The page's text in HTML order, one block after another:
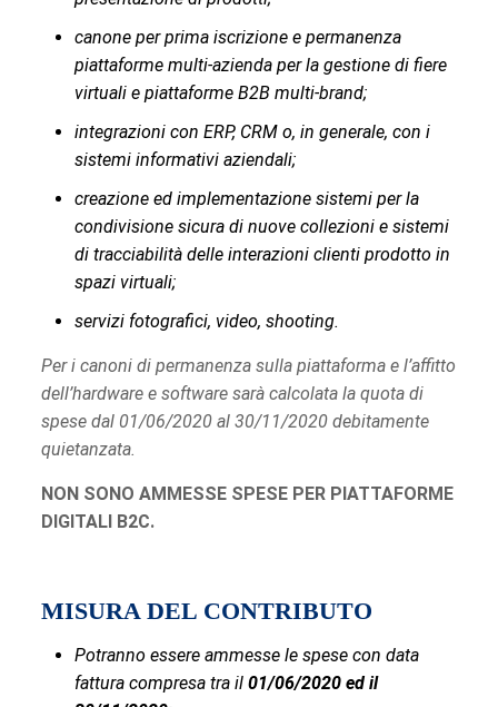
canone per prima iscrizione e permanenza
piattaforme multi-azienda per la gestione di fiere
virtuali e piattaforme B2B multi-brand;
integrazioni con ERP, CRM o, in generale, con i
sistemi informativi aziendali;
creazione ed implementazione sistemi per la
condivisione sicura di nuove collezioni e sistemi
di tracciabilità delle interazioni clienti prodotto in
spazi virtuali;
servizi fotografici, video, shooting.
Per i canoni di permanenza sulla piattaforma e l’affitto
dell’hardware e software sarà calcolata la quota di
spese dal 01/06/2020 al 30/11/2020 debitamente
quietanzata.
NON SONO AMMESSE SPESE PER PIATTAFORME
DIGITALI B2C.
MISURA DEL CONTRIBUTO
Potranno essere ammesse le spese con data
fattura compresa tra il01/06/2020 ed il